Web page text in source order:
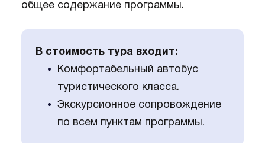
общее содержание программы.
В стоимость тура входит:
Комфортабельный автобус
туристического класса.
Экскурсионное сопровождение
по всем пунктам программы.